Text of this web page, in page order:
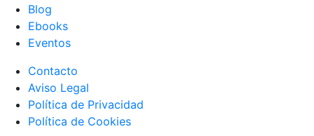
Blog
Ebooks
Eventos
Contacto
Aviso Legal
Política de Privacidad
Política de Cookies